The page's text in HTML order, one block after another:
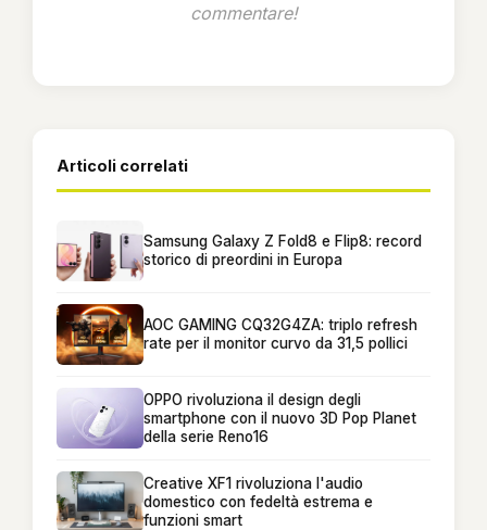
commentare!
Articoli correlati
Samsung Galaxy Z Fold8 e Flip8: record
storico di preordini in Europa
AOC GAMING CQ32G4ZA: triplo refresh
rate per il monitor curvo da 31,5 pollici
OPPO rivoluziona il design degli
smartphone con il nuovo 3D Pop Planet
della serie Reno16
Creative XF1 rivoluziona l'audio
domestico con fedeltà estrema e
funzioni smart